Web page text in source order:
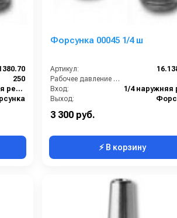
250
1/4 наружняя резьба
Форсунка 00045 1/4 ш
Артикул:
Рабочее давление (бар):
Вход:
Выход:
3 300 руб.
⚡ В корзину